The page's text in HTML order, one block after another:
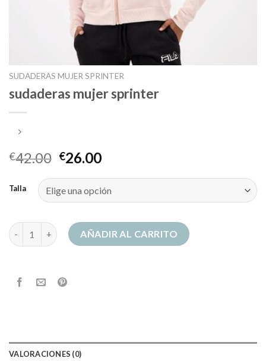
SUDADERAS MUJER SPRINTER
sudaderas mujer sprinter
€42.00 €26.00
Talla
sudaderas mujer sprinter cantidad
AÑADIR AL CARRITO
VALORACIONES (0)